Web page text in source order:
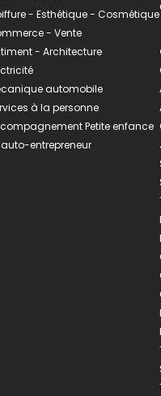
- Esthétique - Cosmétique
- Vente
- Architecture
automobile
à la personne
Petite enfance
auto-entrepreneur